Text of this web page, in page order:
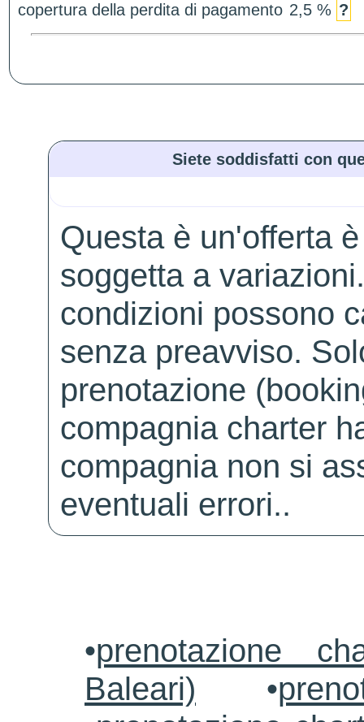
copertura della perdita di pagamento 2,5 % ?
Siete soddisfatti con
Questa è un'offerta
soggetta a
condizioni possono
senza preavviso.
prenotazione
compagnia charter
compagnia non si
eventuali errori..
•prenotazione
Baleari) •